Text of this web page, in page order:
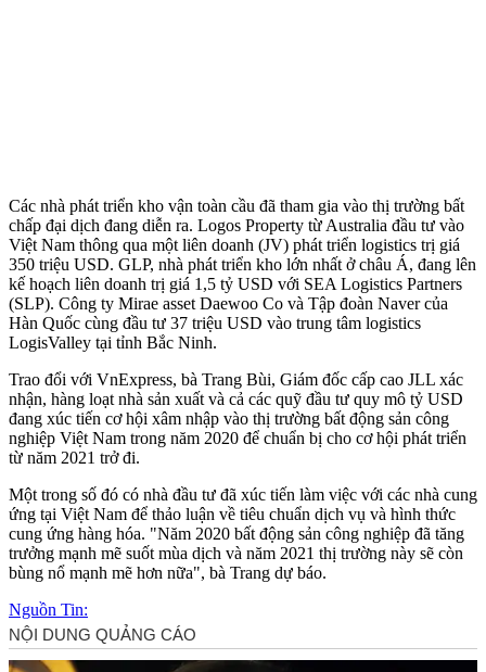
Các nhà phát triển kho vận toàn cầu đã tham gia vào thị trường bất
chấp đại dịch đang diễn ra. Logos Property từ Australia đầu tư vào
Việt Nam thông qua một liên doanh (JV) phát triển logistics trị giá
350 triệu USD. GLP, nhà phát triển kho lớn nhất ở châu Á, đang lên
kế hoạch liên doanh trị giá 1,5 tỷ USD với SEA Logistics Partners
(SLP). Công ty Mirae as‌set Daewoo Co và Tập đoàn Naver của
Hàn Quốc cùng đầu tư 37 triệu USD vào trung tâm logistics
LogisValley tại tỉnh Bắc Ninh.
Trao đổi với VnExpress, bà Trang Bùi, Giám đốc cấp cao JLL xác
nhận, hàng loạt nhà sản xuất và cả các quỹ đầu tư quy mô tỷ USD
đang xúc tiến cơ hội xâm nhập vào thị trường bất động sản công
nghiệp Việt Nam trong năm 2020 để chuẩn bị cho cơ hội phát triển
từ năm 2021 trở đi.
Một trong số đó có nhà đầu tư đã xúc tiến làm việc với các nhà cung
ứng tại Việt Nam để thảo luận về tiêu chuẩn dịch vụ và hình thức
cung ứng hàng hóa. "Năm 2020 bất động sản công nghiệp đã tăng
trưởng mạnh mẽ suốt mùa dịch và năm 2021 thị trường này sẽ còn
bùng nổ mạnh mẽ hơn nữa", bà Trang dự báo.
Nguồn Tin: